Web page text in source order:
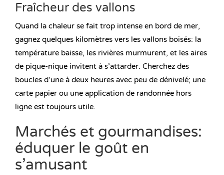
Fraîcheur des vallons
Quand la chaleur se fait trop intense en bord de mer,
gagnez quelques kilomètres vers les vallons boisés: la
température baisse, les rivières murmurent, et les aires
de pique-nique invitent à s’attarder. Cherchez des
boucles d’une à deux heures avec peu de dénivelé; une
carte papier ou une application de randonnée hors
ligne est toujours utile.
Marchés et gourmandises:
éduquer le goût en
s’amusant